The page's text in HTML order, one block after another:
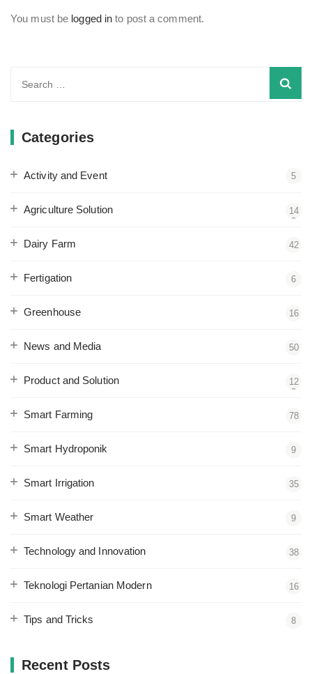
You must be logged in to post a comment.
Categories
Activity and Event 5
Agriculture Solution
14
3
Dairy Farm 42
Fertigation 6
Greenhouse 16
News and Media 50
Product and Solution
12
2
Smart Farming 78
Smart Hydroponik 9
Smart Irrigation 35
Smart Weather 9
Technology and Innovation 38
Teknologi Pertanian Modern 16
Tips and Tricks 8
Recent Posts